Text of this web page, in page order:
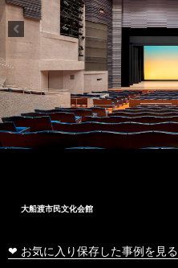
大船渡市民文化会館
❤ お気に入り保存した事例を見る